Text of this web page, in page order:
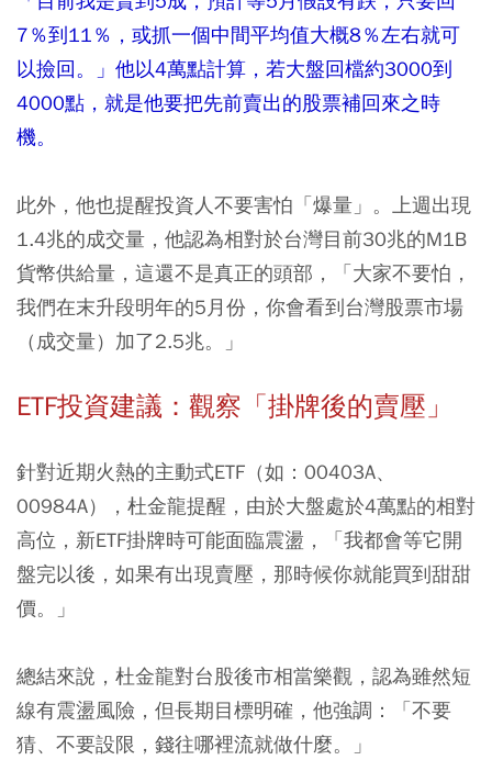
7％到11％，或抓一個中間平均值大概8％左右就可
以撿回。」他以4萬點計算，若大盤回檔約3000到
4000點，就是他要把先前賣出的股票補回來之時
機。
此外，他也提醒投資人不要害怕「爆量」。上週出現
1.4兆的成交量，他認為相對於台灣目前30兆的M1B
貨幣供給量，這還不是真正的頭部，「大家不要怕，
我們在末升段明年的5月份，你會看到台灣股票市場
（成交量）加了2.5兆。」
ETF投資建議：觀察「掛牌後的賣壓」
針對近期火熱的主動式ETF（如：00403A、
00984A），杜金龍提醒，由於大盤處於4萬點的相對
高位，新ETF掛牌時可能面臨震盪，「我都會等它開
盤完以後，如果有出現賣壓，那時候你就能買到甜甜
價。」
總結來說，杜金龍對台股後市相當樂觀，認為雖然短
線有震盪風險，但長期目標明確，他強調：「不要
猜、不要設限，錢往哪裡流就做什麼。」